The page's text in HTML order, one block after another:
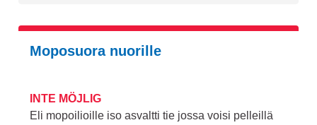
Moposuora nuorille
INTE MÖJLIG
Eli mopoilioille iso asvaltti tie jossa voisi pelleillä